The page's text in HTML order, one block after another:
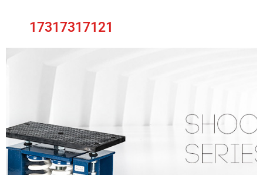
17317317121